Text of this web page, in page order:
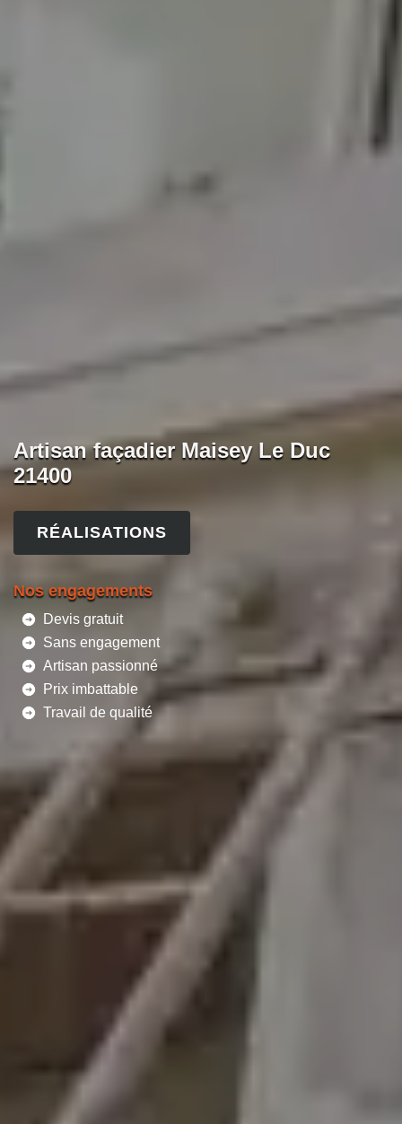
Artisan façadier Maisey Le Duc
21400
RÉALISATIONS
Nos engagements
Devis gratuit
Sans engagement
Artisan passionné
Prix imbattable
Travail de qualité